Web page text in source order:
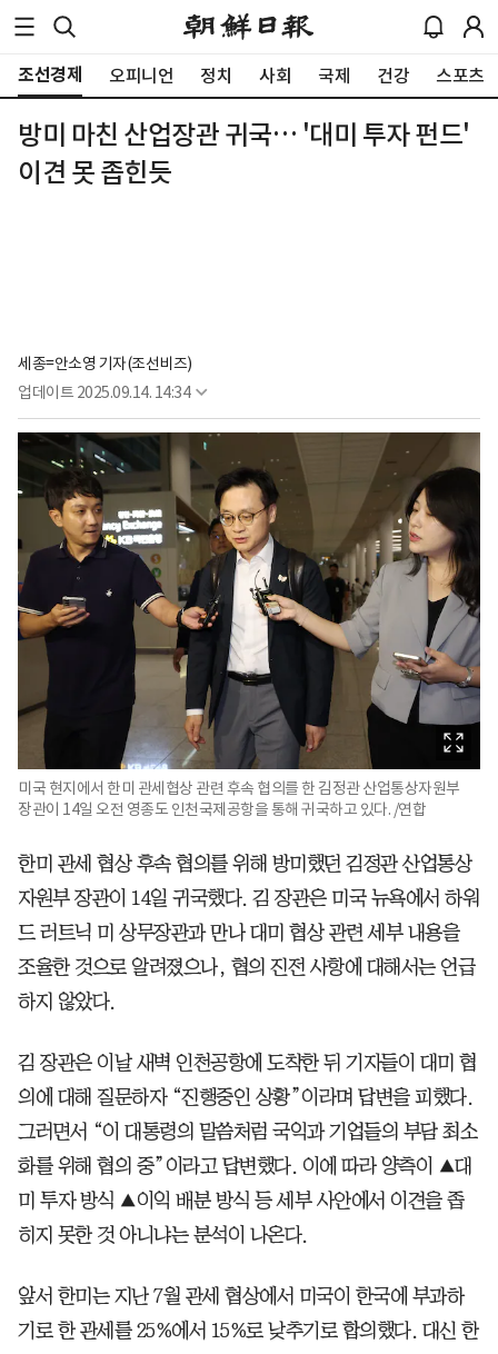
조선경제 오피니언 정치 사회 국제 건강 스포츠
방미 마친 산업장관 귀국… '대미 투자 펀드'
이견 못 좁힌듯
세종=안소영 기자(조선비즈)
업데이트 2025.09.14. 14:34
미국 현지에서 한미 관세협상 관련 후속 협의를 한 김정관 산업통상자원부
장관이 14일 오전 영종도 인천국제공항을 통해 귀국하고 있다. /연합
한미 관세 협상 후속 협의를 위해 방미했던 김정관 산업통상
자원부 장관이 14일 귀국했다. 김 장관은 미국 뉴욕에서 하워
드 러트닉 미 상무장관과 만나 대미 협상 관련 세부 내용을
조율한 것으로 알려졌으나, 협의 진전 사항에 대해서는 언급
하지 않았다.
김 장관은 이날 새벽 인천공항에 도착한 뒤 기자들이 대미 협
의에 대해 질문하자 “진행중인 상황”이라며 답변을 피했다.
그러면서 “이 대통령의 말씀처럼 국익과 기업들의 부담 최소
화를 위해 협의 중”이라고 답변했다. 이에 따라 양측이 ▲대
미 투자 방식 ▲이익 배분 방식 등 세부 사안에서 이견을 좁
히지 못한 것 아니냐는 분석이 나온다.
앞서 한미는 지난 7월 관세 협상에서 미국이 한국에 부과하
기로 한 관세를 25%에서 15%로 낮추기로 합의했다. 대신 한